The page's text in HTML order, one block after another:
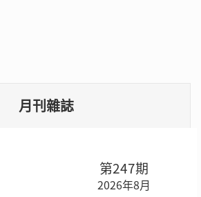
月刊雜誌
第247期
2026年8月